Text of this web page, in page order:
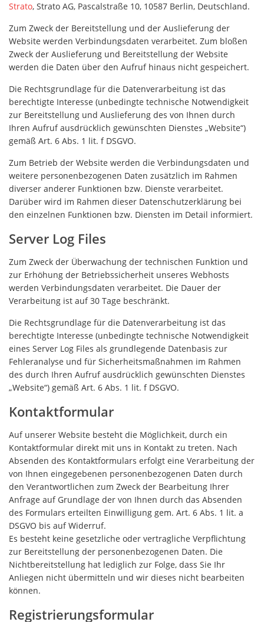
Strato, Strato AG, Pascalstraße 10, 10587 Berlin, Deutschland.
Zum Zweck der Bereitstellung und der Auslieferung der
Website werden Verbindungsdaten verarbeitet. Zum bloßen
Zweck der Auslieferung und Bereitstellung der Website
werden die Daten über den Aufruf hinaus nicht gespeichert.
Die Rechtsgrundlage für die Datenverarbeitung ist das
berechtigte Interesse (unbedingte technische Notwendigkeit
zur Bereitstellung und Auslieferung des von Ihnen durch
Ihren Aufruf ausdrücklich gewünschten Dienstes „Website“)
gemäß Art. 6 Abs. 1 lit. f DSGVO.
Zum Betrieb der Website werden die Verbindungsdaten und
weitere personenbezogenen Daten zusätzlich im Rahmen
diverser anderer Funktionen bzw. Dienste verarbeitet.
Darüber wird im Rahmen dieser Datenschutzerklärung bei
den einzelnen Funktionen bzw. Diensten im Detail informiert.
Server Log Files
Zum Zweck der Überwachung der technischen Funktion und
zur Erhöhung der Betriebssicherheit unseres Webhosts
werden Verbindungsdaten verarbeitet. Die Dauer der
Verarbeitung ist auf 30 Tage beschränkt.
Die Rechtsgrundlage für die Datenverarbeitung ist das
berechtigte Interesse (unbedingte technische Notwendigkeit
eines Server Log Files als grundlegende Datenbasis zur
Fehleranalyse und für Sicherheitsmaßnahmen im Rahmen
des durch Ihren Aufruf ausdrücklich gewünschten Dienstes
„Website“) gemäß Art. 6 Abs. 1 lit. f DSGVO.
Kontaktformular
Auf unserer Website besteht die Möglichkeit, durch ein
Kontaktformular direkt mit uns in Kontakt zu treten. Nach
Absenden des Kontaktformulars erfolgt eine Verarbeitung der
von Ihnen eingegebenen personenbezogenen Daten durch
den Verantwortlichen zum Zweck der Bearbeitung Ihrer
Anfrage auf Grundlage der von Ihnen durch das Absenden
des Formulars erteilten Einwilligung gem. Art. 6 Abs. 1 lit. a
DSGVO bis auf Widerruf.
Es besteht keine gesetzliche oder vertragliche Verpflichtung
zur Bereitstellung der personenbezogenen Daten. Die
Nichtbereitstellung hat lediglich zur Folge, dass Sie Ihr
Anliegen nicht übermitteln und wir dieses nicht bearbeiten
können.
Registrierungsformular